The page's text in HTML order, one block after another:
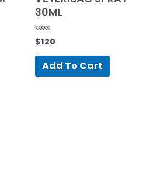
30ML
Rated
0
out
$120
Add To Cart